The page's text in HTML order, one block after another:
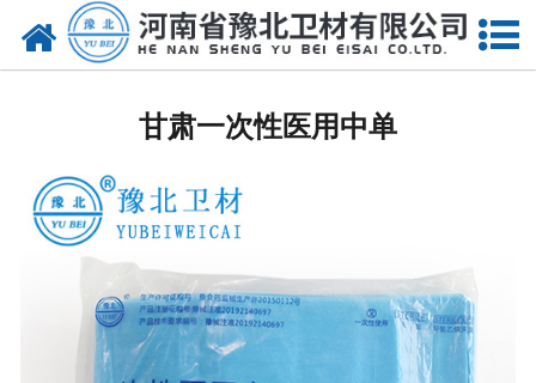
网站首页
甘肃医用棉签
甘肃显影纱布
甘肃一次性医用中单